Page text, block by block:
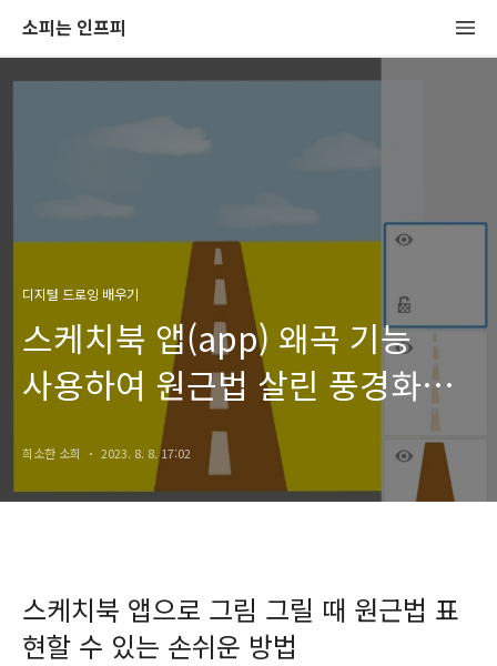
소피는 인프피
디지털 드로잉 배우기
스케치북 앱(app) 왜곡 기능
사용하여 원근법 살린 풍경화
희소한 소희 2023. 8. 8. 17:02
스케치북 앱으로 그림 그릴 때 원근법 표
현할 수 있는 손쉬운 방법